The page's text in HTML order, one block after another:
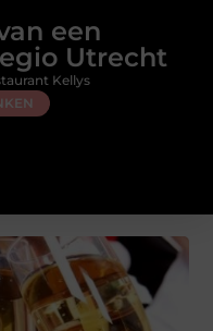
een
Utrecht
Kellys